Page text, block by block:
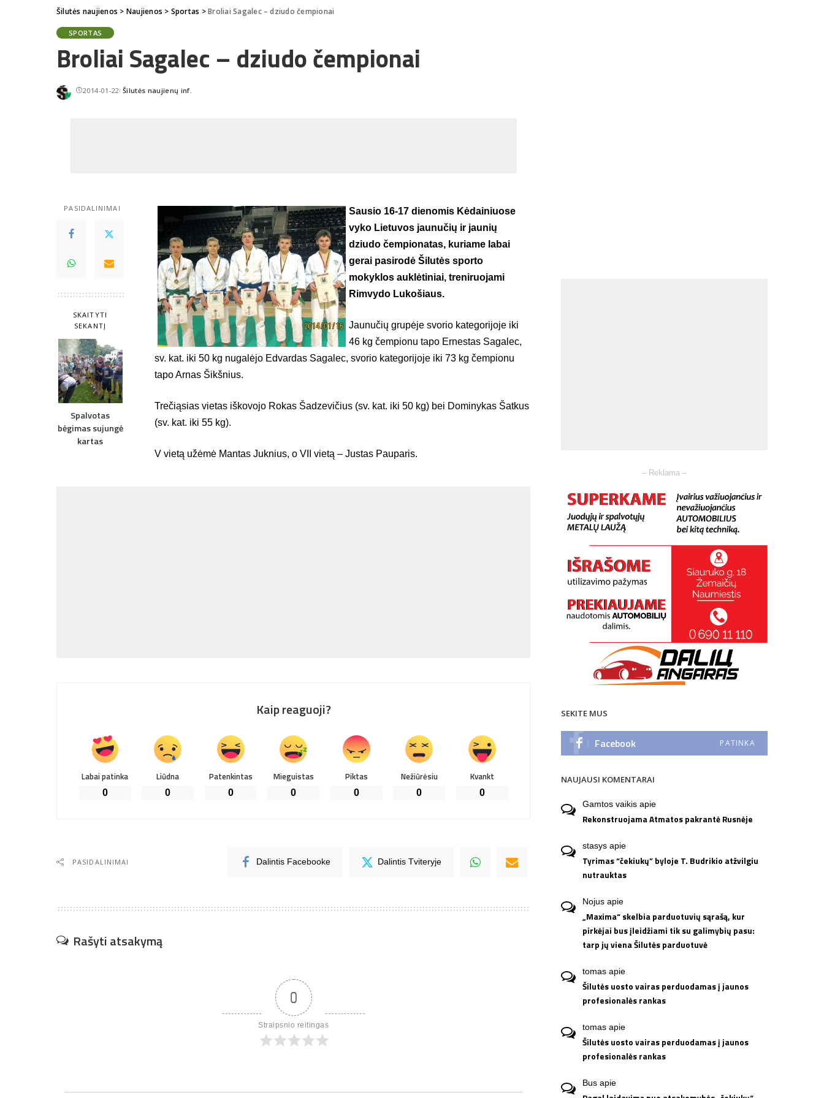
Šilutės naujienos > Naujienos > Sportas >Broliai Sagalec – dziudo čempionai
SPORTAS
Broliai Sagalec – dziudo čempionai
2014-01-22Posted
Šilutės naujienų inf.
PASIDALINIMAI
SKAITYTI
SEKANTĮ
Spalvotas
bėgimas sujungė
kartas
Sausio 16-17 dienomis Kėdainiuose
vyko Lietuvos jaunučių ir jaunių
dziudo čempionatas, kuriame labai
gerai pasirodė Šilutės sporto
mokyklos auklėtiniai, treniruojami
Rimvydo Lukošiaus.
Jaunučių grupėje svorio kategorijoje iki
46 kg čempionu tapo Ernestas Sagalec,
sv. kat. iki 50 kg nugalėjo Edvardas Sagalec, svorio kategorijoje iki 73 kg čempionu
tapo Arnas Šikšnius.
Trečiąsias vietas iškovojo Rokas Šadzevičius (sv. kat. iki 50 kg) bei Dominykas Šatkus
(sv. kat. iki 55 kg).
V vietą užėmė Mantas Juknius, o VII vietą – Justas Pauparis.
Kaip reaguoji?
Labai patinka
0
Liūdna
0
Patenkintas
0
Mieguistas
0
Piktas
0
Nežiūrėsiu
0
Kvankt
0
PASIDALINIMAI Dalintis Facebooke Dalintis Tviteryje
Rašyti atsakymą
0
Straipsnio reitingas
– Reklama –
SEKITE MUS
Facebook PATINKA
NAUJAUSI KOMENTARAI
Gamtos vaikis apie
Rekonstruojama Atmatos pakrantė Rusnėje
stasys apie
Tyrimas “čekiukų” byloje T. Budrikio atžvilgiu
nutrauktas
Nojus apie
„Maxima“ skelbia parduotuvių sąrašą, kur
pirkėjai bus įleidžiami tik su galimybių pasu:
tarp jų viena Šilutės parduotuvė
tomas apie
Šilutės uosto vairas perduodamas į jaunos
profesionalės rankas
tomas apie
Šilutės uosto vairas perduodamas į jaunos
profesionalės rankas
Bus apie